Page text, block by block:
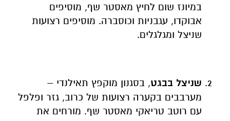
במיונז שום לחיץ מאסטר שף, מוסיפים
אבוקדו, עגבניות וכוסברה. מוסיפים רצועות
שניצל ומגלגלים.
שניצל בבגט, בסגנון מוקפץ תאילנדי –
מערבבים בקערה רצועות של כרוב, גזר ופלפל
עם רוטב טריאקי מאסטר שף. מורחים את